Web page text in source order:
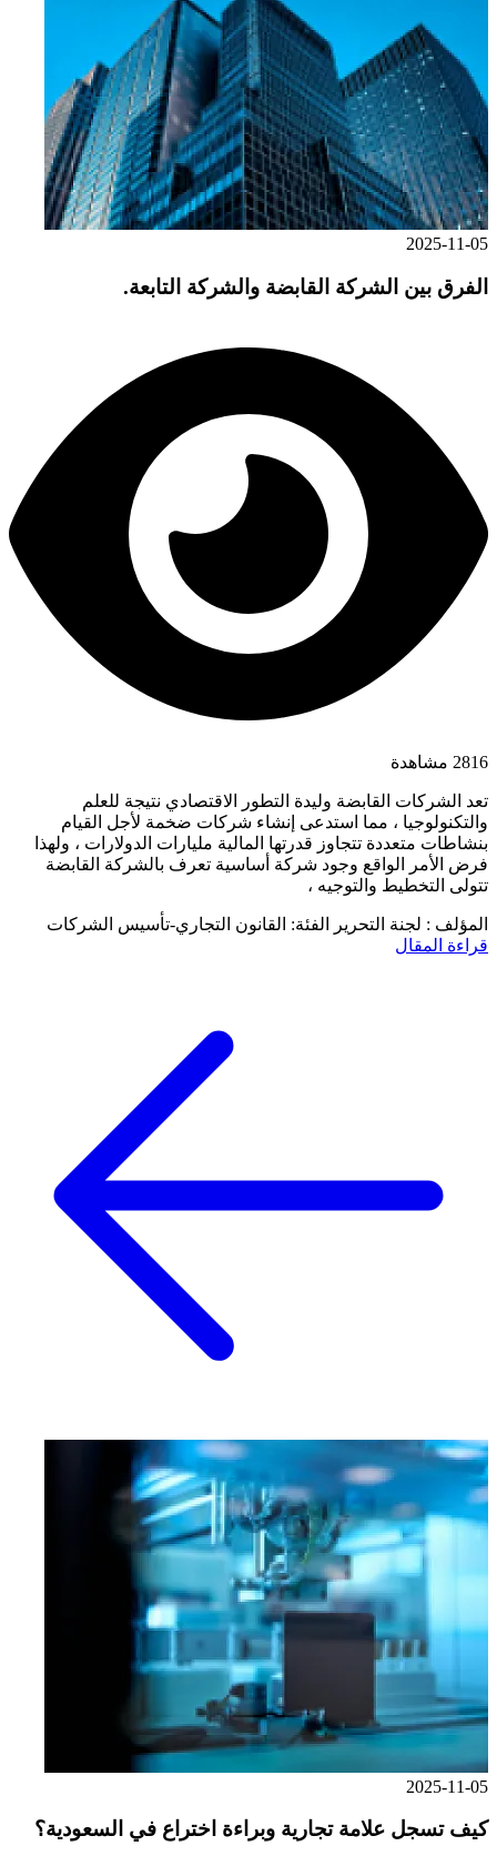
2025-11-05
الفرق بين الشركة القابضة والشركة التابعة.
2816 مشاهدة
تعد الشركات القابضة وليدة التطور الاقتصادي نتيجة للعلم
والتكنولوجيا ، مما استدعى إنشاء شركات ضخمة لأجل القيام
بنشاطات متعددة تتجاوز قدرتها المالية مليارات الدولارات ، ولهذا
فرض الأمر الواقع وجود شركة أساسية تعرف بالشركة القابضة
تتولى التخطيط والتوجيه ،
المؤلف : لجنة التحرير
الفئة: القانون التجاري-تأسيس الشركات
قراءة المقال
2025-11-05
كيف تسجل علامة تجارية وبراءة اختراع في السعودية؟